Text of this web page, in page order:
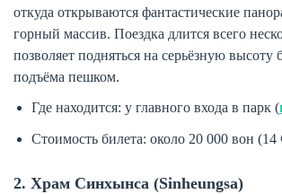
откуда открываются фантастические
горный массив. Поездка длится всего
позволяет подняться на серьёзную высоту
подъёма пешком.
Где находится: у главного входа в парк (
Стоимость билета: около 20 000 вон (14
2. Храм Синхынса (Sinheungsa)